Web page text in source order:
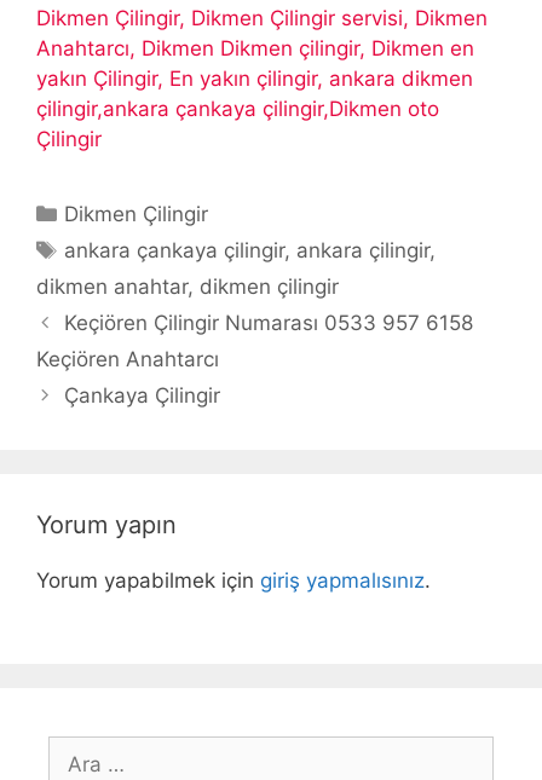
Dikmen Çilingir, Dikmen Çilingir servisi, Dikmen
Anahtarcı, Dikmen Dikmen çilingir, Dikmen en
yakın Çilingir, En yakın çilingir, ankara dikmen
çilingir,ankara çankaya çilingir,Dikmen oto
Çilingir
Kategoriler
Dikmen Çilingir
Etiketler
ankara çankaya çilingir, ankara çilingir,
dikmen anahtar, dikmen çilingir
Yazı
dolaşımı
Keçiören Çilingir Numarası 0533 957 6158
Keçiören Anahtarcı
Çankaya Çilingir
Yorum yapın
Yorum yapabilmek için giriş yapmalısınız.